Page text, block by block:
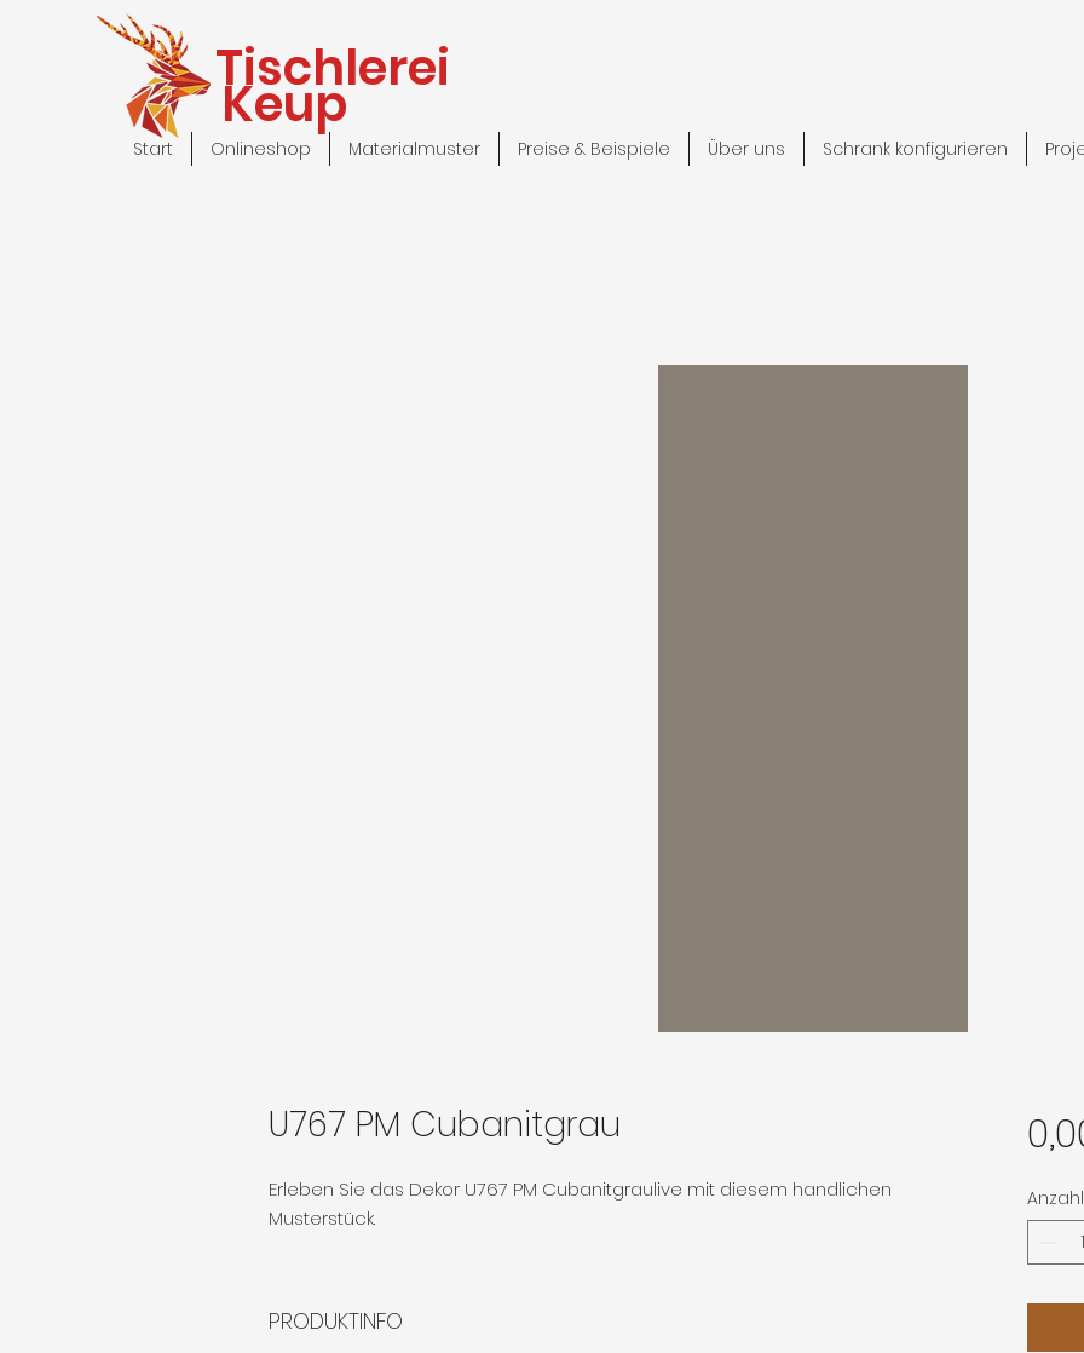
Keup
Tischlerei
Start Onlineshop Materialmuster Preise & Beispiele Über uns Schrank konfigurieren
U767 PM Cubanitgrau
Erleben Sie das Dekor U767 PM Cubanitgraulive mit diesem handlichen
Musterstück.
PRODUKTINFO
Anzahl